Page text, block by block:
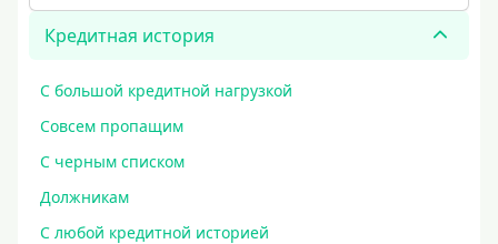
Кредитная история
С большой кредитной нагрузкой
Совсем пропащим
С черным списком
Должникам
С любой кредитной историей